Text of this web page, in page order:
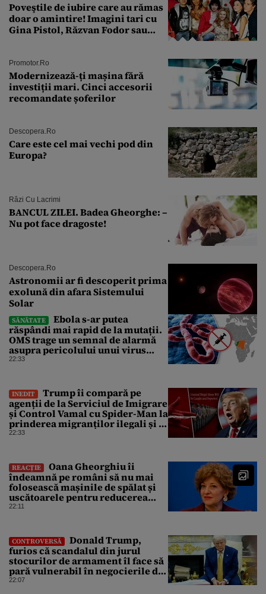
Poveştile de iubire care au rămas
doar o amintire! Imagini tari cu
Gina Pistol, Răzvan Fodor sau
Promotor.ro
Modernizează-ți mașina fără
investiții mari. Cinci accesorii
recomandate șoferilor
Descopera.ro
Care este cel mai vechi pod din
Europa?
Râzi Cu Lacrimi
BANCUL ZILEI. Badea Gheorghe: –
Nu pot face dragoste!
Descopera.ro
Astronomii ar fi descoperit prima
exolună din afara Sistemului
Solar
SĂNĂTATE
Ebola s-ar putea
răspândi mai rapid de la mutații.
OMS trage un semnal de alarmă
asupra pericolului unui virus
pentru care nu există vaccin
22:33
INEDIT
Trump îi compară pe
agenții de la Serviciul de Imigrare
și Control Vamal cu Spider-Man la
prinderea migranților ilegali și a
infractorilor
22:33
REACȚIE
Oana Gheorghiu îi
îndeamnă pe români să nu mai
folosească mașinile de spălat și
uscătoarele pentru reducerea
consumului de energie
22:11
CONTROVERSĂ
Donald Trump,
furios că scandalul din jurul
stocurilor de armament îl face să
pară vulnerabil în negocierile de
pace cu Iranul
22:07